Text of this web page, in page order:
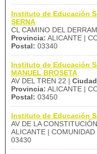
Instituto de Educación
SERNA
CL CAMINO DEL
Provincia: ALICANTE |
Postal: 03340
Instituto de Educación
MANUEL BROSETA
AV DEL TREN 22 |
Provincia: ALICANTE |
Postal: 03450
Instituto de Educación
AV DE LA
ALICANTE | COMUNIDAD
03430